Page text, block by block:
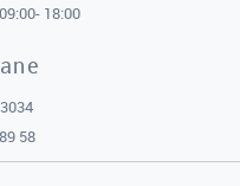
09:00- 18:00
58